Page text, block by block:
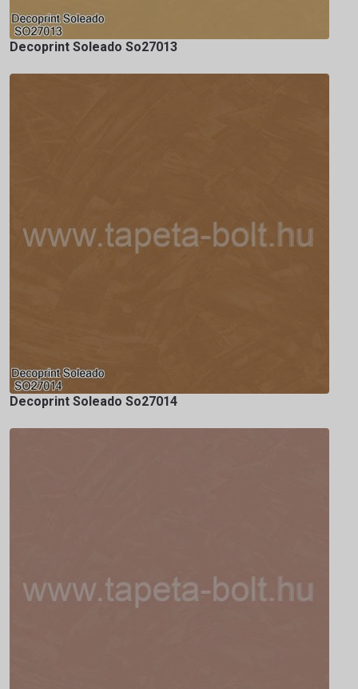
Decoprint Soleado So27013
Decoprint Soleado So27014